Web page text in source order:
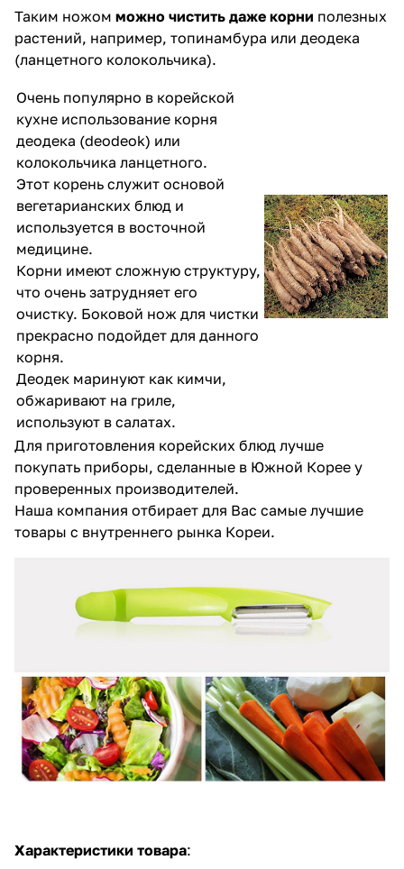
Таким ножом можно чистить даже корни полезных
растений, например, топинамбура или деодека
(ланцетного колокольчика).
Очень популярно в корейской
кухне использование корня
деодека (deodeok) или
колокольчика ланцетного.
Этот корень служит основой
вегетарианских блюд и
используется в восточной
медицине.
Корни имеют сложную структуру,
что очень затрудняет его
очистку. Боковой нож для чистки
прекрасно подойдет для данного
корня.
Деодек маринуют как кимчи,
обжаривают на гриле,
используют в салатах.
Для приготовления корейских блюд лучше
покупать приборы, сделанные в Южной Корее у
проверенных производителей.
Наша компания отбирает для Вас самые лучшие
товары с внутреннего рынка Кореи.
Характеристики товара: